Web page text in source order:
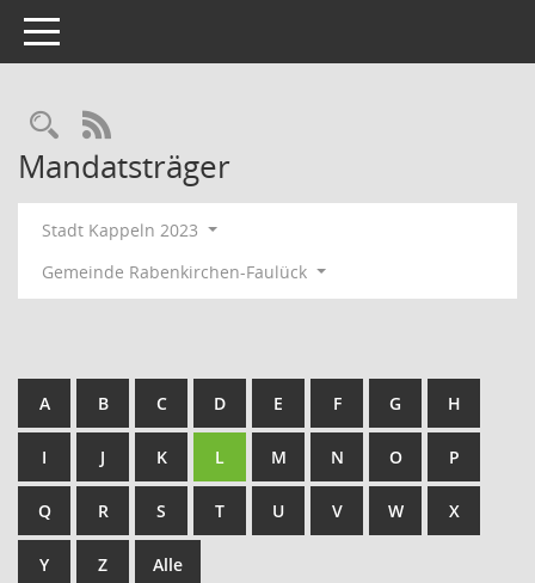
Toggle navigation
Rechercheauswahl
RSS-Feed
Mandatsträger
Stadt Kappeln 2023
Gemeinde Rabenkirchen-Faulück
A B C D E F G H
I J K L M N O P
Q R S T U V W X
Y Z Alle